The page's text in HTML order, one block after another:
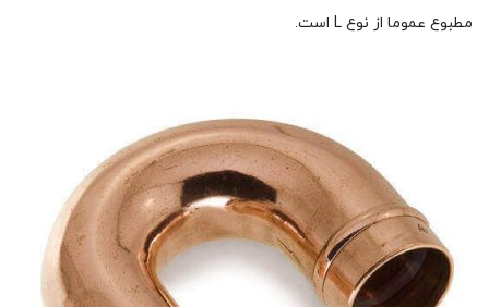
مطبوع عموما از نوع L است.